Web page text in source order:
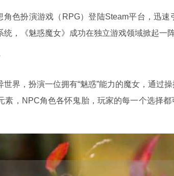
角色扮演游戏（RPG）登陆Steam平台，迅
，《魅惑魔女》成功在独立游戏领域掀起一阵
世界，扮演一位拥有“魅惑”能力的魔女，通过
素，NPC角色各怀鬼胎，玩家的每一个选择